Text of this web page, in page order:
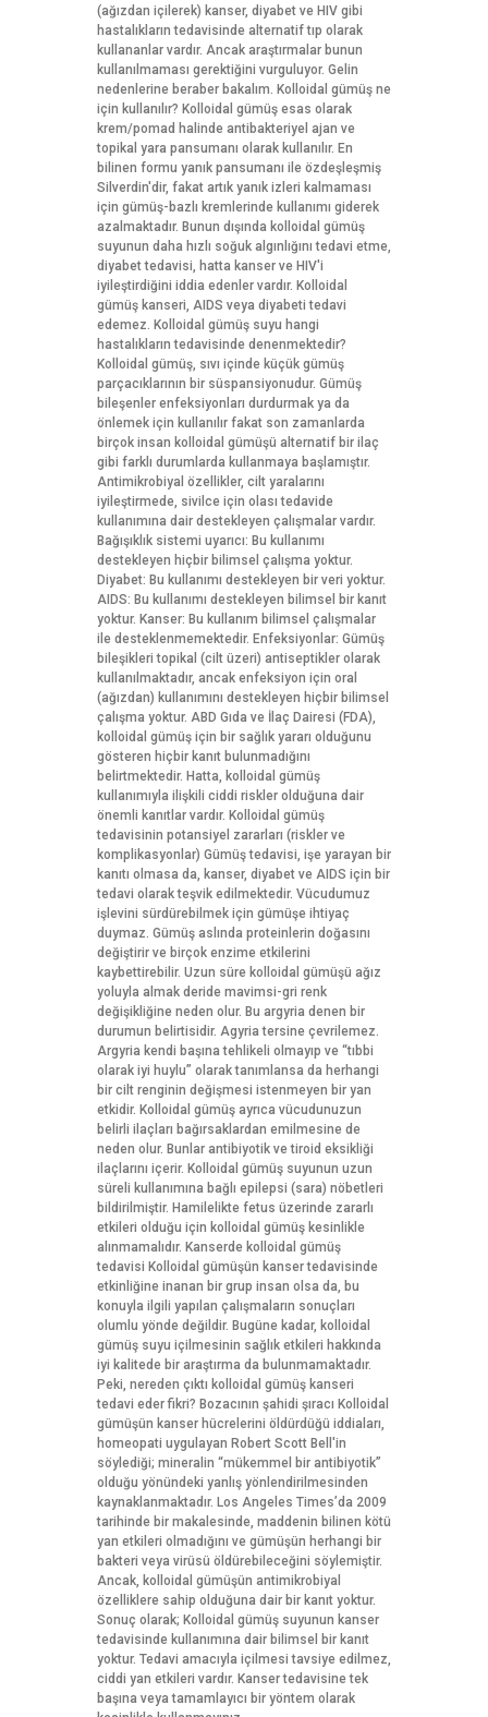
(ağızdan içilerek) kanser, diyabet ve HIV gibi
hastalıkların tedavisinde alternatif tıp olarak
kullananlar vardır. Ancak araştırmalar bunun
kullanılmaması gerektiğini vurguluyor. Gelin
nedenlerine beraber bakalım. Kolloidal gümüş ne
için kullanılır? Kolloidal gümüş esas olarak
krem/pomad halinde antibakteriyel ajan ve
topikal yara pansumanı olarak kullanılır. En
bilinen formu yanık pansumanı ile özdeşleşmiş
Silverdin'dir, fakat artık yanık izleri kalmaması
için gümüş-bazlı kremlerinde kullanımı giderek
azalmaktadır. Bunun dışında kolloidal gümüş
suyunun daha hızlı soğuk algınlığını tedavi etme,
diyabet tedavisi, hatta kanser ve HIV'i
iyileştirdiğini iddia edenler vardır. Kolloidal
gümüş kanseri, AIDS veya diyabeti tedavi
edemez. Kolloidal gümüş suyu hangi
hastalıkların tedavisinde denenmektedir?
Kolloidal gümüş, sıvı içinde küçük gümüş
parçacıklarının bir süspansiyonudur. Gümüş
bileşenler enfeksiyonları durdurmak ya da
önlemek için kullanılır fakat son zamanlarda
birçok insan kolloidal gümüşü alternatif bir ilaç
gibi farklı durumlarda kullanmaya başlamıştır.
Antimikrobiyal özellikler, cilt yaralarını
iyileştirmede, sivilce için olası tedavide
kullanımına dair destekleyen çalışmalar vardır.
Bağışıklık sistemi uyarıcı: Bu kullanımı
destekleyen hiçbir bilimsel çalışma yoktur.
Diyabet: Bu kullanımı destekleyen bir veri yoktur.
AIDS: Bu kullanımı destekleyen bilimsel bir kanıt
yoktur. Kanser: Bu kullanım bilimsel çalışmalar
ile desteklenmemektedir. Enfeksiyonlar: Gümüş
bileşikleri topikal (cilt üzeri) antiseptikler olarak
kullanılmaktadır, ancak enfeksiyon için oral
(ağızdan) kullanımını destekleyen hiçbir bilimsel
çalışma yoktur. ABD Gıda ve İlaç Dairesi (FDA),
kolloidal gümüş için bir sağlık yararı olduğunu
gösteren hiçbir kanıt bulunmadığını
belirtmektedir. Hatta, kolloidal gümüş
kullanımıyla ilişkili ciddi riskler olduğuna dair
önemli kanıtlar vardır. Kolloidal gümüş
tedavisinin potansiyel zararları (riskler ve
komplikasyonlar) Gümüş tedavisi, işe yarayan bir
kanıtı olmasa da, kanser, diyabet ve AIDS için bir
tedavi olarak teşvik edilmektedir. Vücudumuz
işlevini sürdürebilmek için gümüşe ihtiyaç
duymaz. Gümüş aslında proteinlerin doğasını
değiştirir ve birçok enzime etkilerini
kaybettirebilir. Uzun süre kolloidal gümüşü ağız
yoluyla almak deride mavimsi-gri renk
değişikliğine neden olur. Bu argyria denen bir
durumun belirtisidir. Agyria tersine çevrilemez.
Argyria kendi başına tehlikeli olmayıp ve “tıbbi
olarak iyi huylu” olarak tanımlansa da herhangi
bir cilt renginin değişmesi istenmeyen bir yan
etkidir. Kolloidal gümüş ayrıca vücudunuzun
belirli ilaçları bağırsaklardan emilmesine de
neden olur. Bunlar antibiyotik ve tiroid eksikliği
ilaçlarını içerir. Kolloidal gümüş suyunun uzun
süreli kullanımına bağlı epilepsi (sara) nöbetleri
bildirilmiştir. Hamilelikte fetus üzerinde zararlı
etkileri olduğu için kolloidal gümüş kesinlikle
alınmamalıdır. Kanserde kolloidal gümüş
tedavisi Kolloidal gümüşün kanser tedavisinde
etkinliğine inanan bir grup insan olsa da, bu
konuyla ilgili yapılan çalışmaların sonuçları
olumlu yönde değildir. Bugüne kadar, kolloidal
gümüş suyu içilmesinin sağlık etkileri hakkında
iyi kalitede bir araştırma da bulunmamaktadır.
Peki, nereden çıktı kolloidal gümüş kanseri
tedavi eder fikri? Bozacının şahidi şıracı Kolloidal
gümüşün kanser hücrelerini öldürdüğü iddiaları,
homeopati uygulayan Robert Scott Bell'in
söylediği; mineralin “mükemmel bir antibiyotik”
olduğu yönündeki yanlış yönlendirilmesinden
kaynaklanmaktadır. Los Angeles Times’da 2009
tarihinde bir makalesinde, maddenin bilinen kötü
yan etkileri olmadığını ve gümüşün herhangi bir
bakteri veya virüsü öldürebileceğini söylemiştir.
Ancak, kolloidal gümüşün antimikrobiyal
özelliklere sahip olduğuna dair bir kanıt yoktur.
Sonuç olarak; Kolloidal gümüş suyunun kanser
tedavisinde kullanımına dair bilimsel bir kanıt
yoktur. Tedavi amacıyla içilmesi tavsiye edilmez,
ciddi yan etkileri vardır. Kanser tedavisine tek
başına veya tamamlayıcı bir yöntem olarak